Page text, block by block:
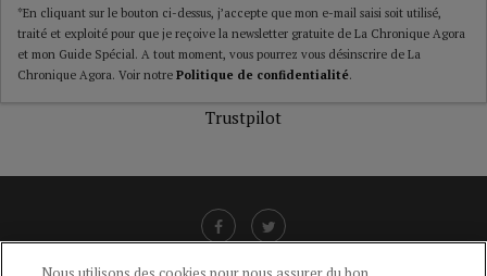
*En cliquant sur le bouton ci-dessus, j’accepte que mon e-mail saisi soit utilisé,
traité et exploité pour que je reçoive la newsletter gratuite de La Chronique Agora
et mon Guide Spécial. A tout moment, vous pourrez vous désinscrire de La
Chronique Agora. Voir notre Politique de confidentialité.
Trustpilot